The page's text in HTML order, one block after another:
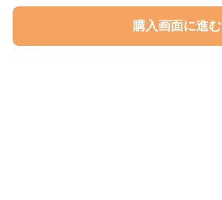
購入画面に進む
購入画面に進む